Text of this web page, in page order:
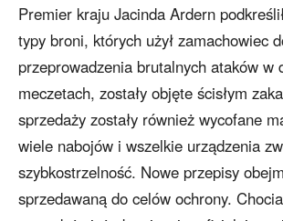
Premier kraju Jacinda Ardern
typy broni, których użył zamachowiec
przeprowadzenia brutalnych ataków w
meczetach, zostały objęte ścisłym
sprzedaży zostały również wycofane
wiele nabojów i wszelkie urządzenia
szybkostrzelność. Nowe przepisy
sprzedawaną do celów ochrony.